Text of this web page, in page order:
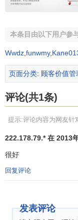
本条目由以下用户参
Wwdz funwmy,
页面分类: 顾客价值管
评论(共1条)
提示:评论内容为网友针
222.178.79.* 在 2013
很好
回复评论
发表评论